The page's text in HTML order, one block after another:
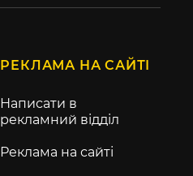
РЕКЛАМА НА САЙТІ
Написати в
рекламний відділ
Реклама на сайті